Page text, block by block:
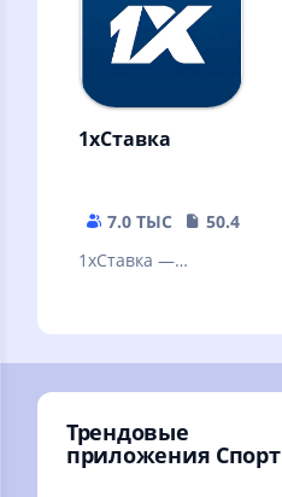
1xСтавка
7.0 ТЫС
50.48 MB
1xСтавка —
территории РФ.
Трендовые
приложения Спорт